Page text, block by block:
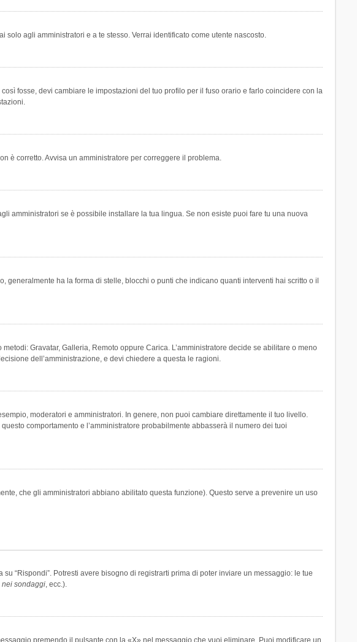
solo agli amministratori e a te stesso. Verrai identificato come utente nascosto.
fosse, devi cambiare le impostazioni del tuo profilo per il fuso orario e farlo coincidere con la
è corretto. Avvisa un amministratore per correggere il problema.
amministratori se è possibile installare la tua lingua. Se non esiste puoi fare tu una nuova
ha la forma di stelle, blocchi o punti che indicano quanti interventi hai scritto o il
Gravatar, Galleria, Remoto oppure Carica. L’amministratore decide se abilitare o meno
dell’amministrazione, e devi chiedere a questa le ragioni.
moderatori e amministratori. In genere, non puoi cambiare direttamente il tuo livello.
comportamento e l’amministratore probabilmente abbasserà il numero dei tuoi
che gli amministratori abbiano abilitato questa funzione). Questo serve a prevenire un uso
“Rispondi”. Potresti avere bisogno di registrarti prima di poter inviare un messaggio: le tue
nei sondaggi, ecc.).
premendo il pulsante con la «X» nel messaggio che vuoi eliminare. Puoi modificare un